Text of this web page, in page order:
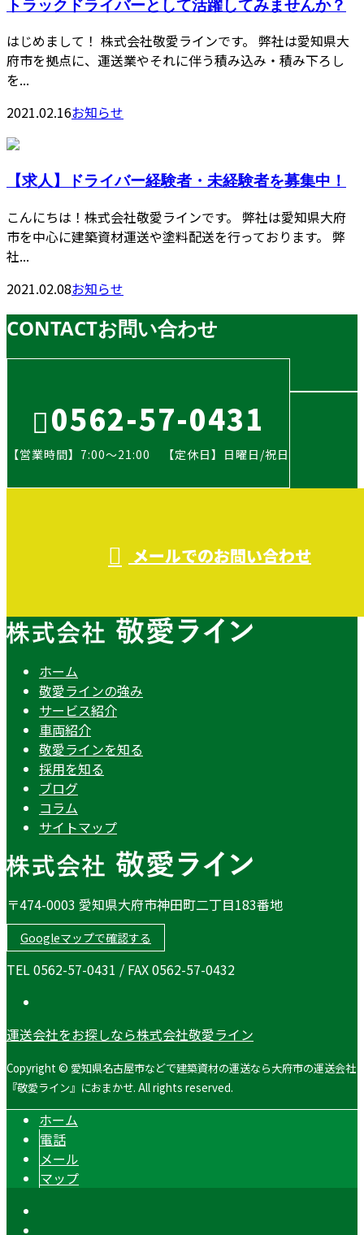
トラックドライバーとして活躍してみませんか？
はじめまして！ 株式会社敬愛ラインです。 弊社は愛知県大
府市を拠点に、運送業やそれに伴う積み込み・積み下ろし
を...
2021.02.16お知らせ
【求人】ドライバー経験者・未経験者を募集中！
こんにちは！株式会社敬愛ラインです。 弊社は愛知県大府
市を中心に建築資材運送や塗料配送を行っております。 弊
社...
2021.02.08お知らせ
CONTACTお問い合わせ
0562-57-0431
【営業時間】7:00～21:00 【定休日】日曜日/祝日
メールでのお問い合わせ
ホーム
敬愛ラインの強み
サービス紹介
車両紹介
敬愛ラインを知る
採用を知る
ブログ
コラム
サイトマップ
〒474-0003 愛知県大府市神田町二丁目183番地
Googleマップで確認する
TEL 0562-57-0431 / FAX 0562-57-0432
運送会社をお探しなら株式会社敬愛ライン
Copyright © 愛知県名古屋市などで建築資材の運送なら大府市の運送会社
『敬愛ライン』におまかせ. All rights reserved.
ホーム
電話
メール
マップ